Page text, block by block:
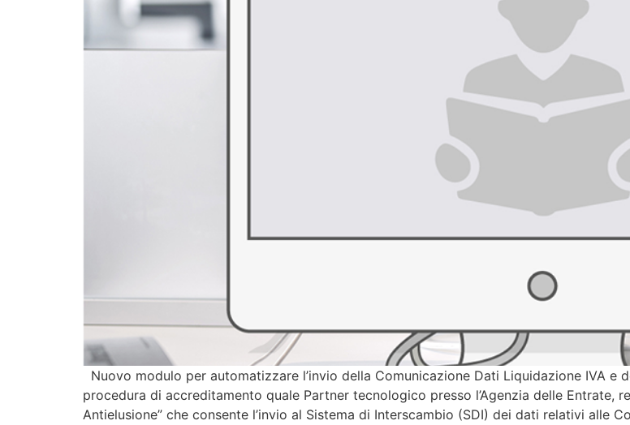
Nuovo modulo per automatizzare l’invio della Comunicazione Dati Liquidazione IVA e
procedura di accreditamento quale Partner tecnologico presso l’Agenzia delle Entrate,
Antielusione” che consente l’invio al Sistema di Interscambio (SDI) dei dati relativi alle